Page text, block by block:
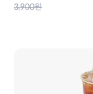
3,900원